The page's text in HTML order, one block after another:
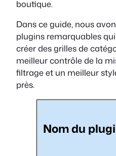
boutique.
Dans ce guide, nous
plugins remarquables
créer des grilles de
meilleur contrôle de la
filtrage et un meilleur
près.
Nom du